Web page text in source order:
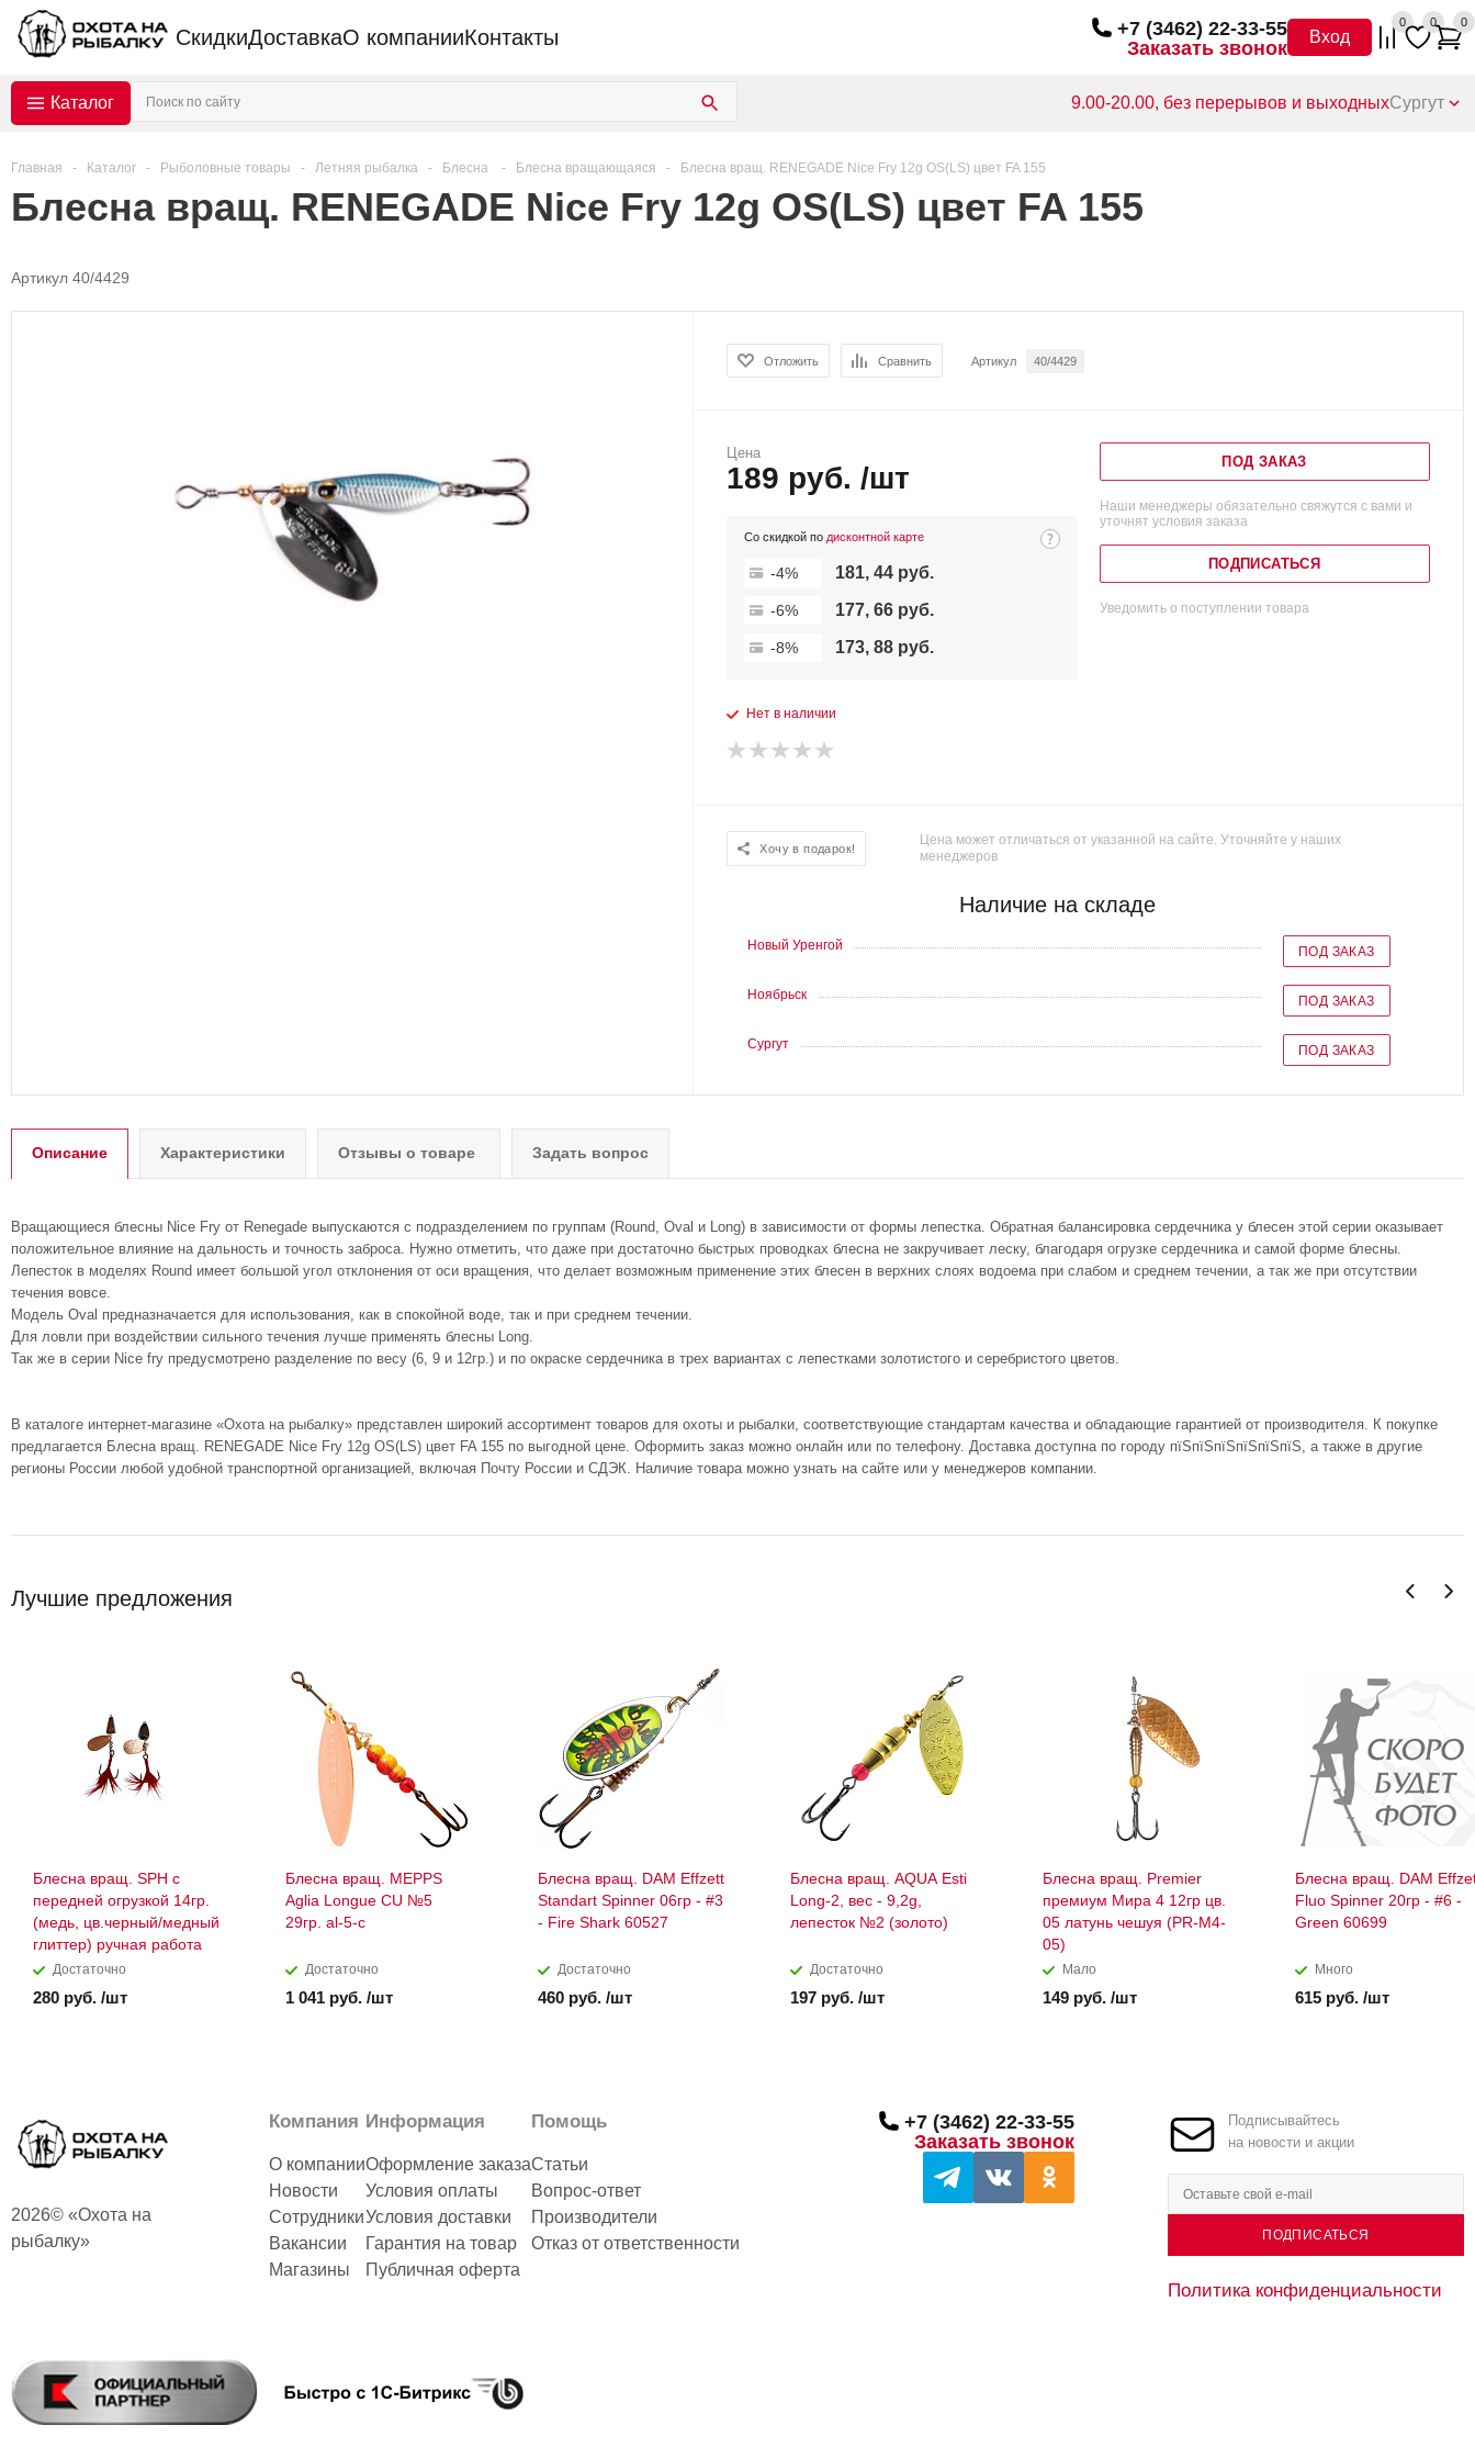
СкидкиДоставкаО компанииКонтакты
+7 (3462) 22-33-55
Заказать звонок
Вход
0 0 0
Каталог 9.00-20.00, без перерывов и выходныхСургут
Главная - Каталог - Рыболовные товары - Летняя рыбалка - Блесна - Блесна вращающаяся - Блесна вращ. RENEGADE Nice Fry 12g OS(LS) цвет FA 155
Блесна вращ. RENEGADE Nice Fry 12g OS(LS) цвет FA 155
Артикул 40/4429
Отложить Сравнить Артикул 40/4429
Цена
189 руб. /шт
Со скидкой подисконтной карте
-4% 181, 44 руб.
-6% 177, 66 руб.
-8% 173, 88 руб.
Нет в наличии
ПОД ЗАКАЗ
Наши менеджеры обязательно свяжутся с вами и
уточнят условия заказа
ПОДПИСАТЬСЯ
Уведомить о поступлении товара
Хочу в подарок!
Цена может отличаться от указанной на сайте. Уточняйте у наших
менеджеров
Наличие на складе
Новый Уренгой ПОД ЗАКАЗ
Ноябрьск ПОД ЗАКАЗ
Сургут ПОД ЗАКАЗ
Описание Характеристики Отзывы о товаре Задать вопрос
Вращающиеся блесны Nice Fry от Renegade выпускаются с подразделением по группам (Round, Oval и Long) в зависимости от формы лепестка. Обратная балансировка сердечника у блесен этой серии оказывает
положительное влияние на дальность и точность заброса. Нужно отметить, что даже при достаточно быстрых проводках блесна не закручивает леску, благодаря огрузке сердечника и самой форме блесны.
Лепесток в моделях Round имеет большой угол отклонения от оси вращения, что делает возможным применение этих блесен в верхних слоях водоема при слабом и среднем течении, а так же при отсутствии
течения вовсе.
Модель Oval предназначается для использования, как в спокойной воде, так и при среднем течении.
Для ловли при воздействии сильного течения лучше применять блесны Long.
Так же в серии Nice fry предусмотрено разделение по весу (6, 9 и 12гр.) и по окраске сердечника в трех вариантах с лепестками золотистого и серебристого цветов.
В каталоге интернет-магазине «Охота на рыбалку» представлен широкий ассортимент товаров для охоты и рыбалки, соответствующие стандартам качества и обладающие гарантией от производителя. К покупке
предлагается Блесна вращ. RENEGADE Nice Fry 12g OS(LS) цвет FA 155 по выгодной цене. Оформить заказ можно онлайн или по телефону. Доставка доступна по городу пїЅпїЅпїЅпїЅпїЅпїЅ, а также в другие
регионы России любой удобной транспортной организацией, включая Почту России и СДЭК. Наличие товара можно узнать на сайте или у менеджеров компании.
Лучшие предложения
Блесна вращ. SPH с
передней огрузкой 14гр.
(медь, цв.черный/медный
глиттер) ручная работа
Достаточно
280 руб. /шт
Блесна вращ. MEPPS
Aglia Longue CU №5
29гр. al-5-c
Достаточно
1 041 руб. /шт
Блесна вращ. DAM Effzett
Standart Spinner 06гр - #3
- Fire Shark 60527
Достаточно
460 руб. /шт
Блесна вращ. AQUA Esti
Long-2, вес - 9,2g,
лепесток №2 (золото)
Достаточно
197 руб. /шт
Блесна вращ. Premier
премиум Мира 4 12гр цв.
05 латунь чешуя (PR-M4-
05)
Мало
149 руб. /шт
Блесна вращ. DAM
Fluo Spinner 20гр - #6 -
Green 60699
Много
615 руб. /шт
2026© «Охота на
рыбалку»
Компания
О компании
Новости
Сотрудники
Вакансии
Магазины
Информация
Оформление заказа
Условия оплаты
Условия доставки
Гарантия на товар
Публичная оферта
Помощь
Статьи
Вопрос-ответ
Производители
Отказ от ответственности
+7 (3462) 22-33-55
Заказать звонок
Подписывайтесь
на новости и акции
ПОДПИСАТЬСЯ
Политика конфиденциальности